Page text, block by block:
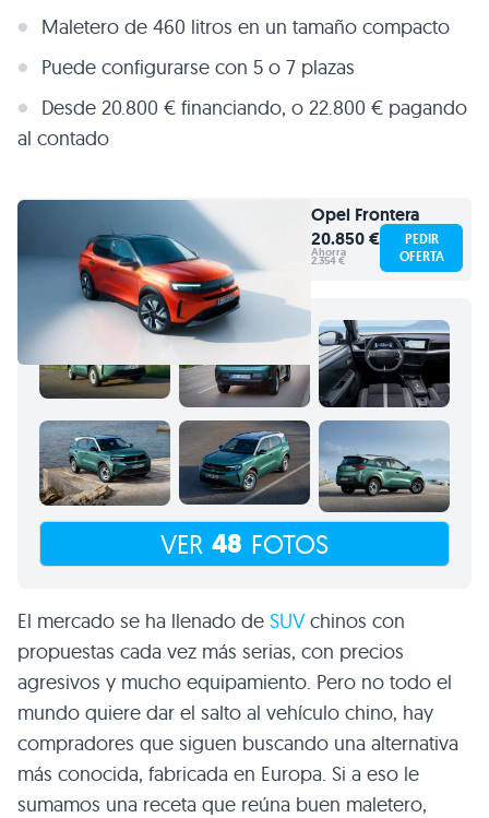
Maletero de 460 litros en un tamaño compacto
Puede configurarse con 5 o 7 plazas
Desde 20.800 € financiando, o 22.800 € pagando
al contado
Opel Frontera
20.850 €
Ahorra
2.354 €
PEDIR
OFERTA
VER 48 FOTOS
El mercado se ha llenado de SUVchinos con
propuestas cada vez más serias, con precios
agresivos y mucho equipamiento. Pero no todo el
mundo quiere dar el salto al vehículo chino, hay
compradores que siguen buscando una alternativa
más conocida, fabricada en Europa. Si a eso le
sumamos una receta que reúna buen maletero,